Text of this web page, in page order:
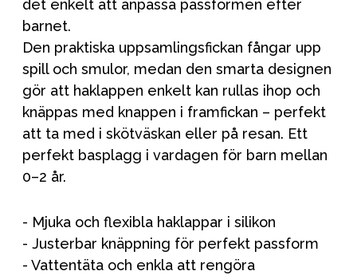
det enkelt att anpassa passformen efter
barnet.
Den praktiska uppsamlingsfickan fångar upp
spill och smulor, medan den smarta designen
gör att haklappen enkelt kan rullas ihop och
knäppas med knappen i framfickan – perfekt
att ta med i skötväskan eller på resan. Ett
perfekt basplagg i vardagen för barn mellan
0–2 år.
- Mjuka och flexibla haklappar i silikon
- Justerbar knäppning för perfekt passform
- Vattentäta och enkla att rengöra